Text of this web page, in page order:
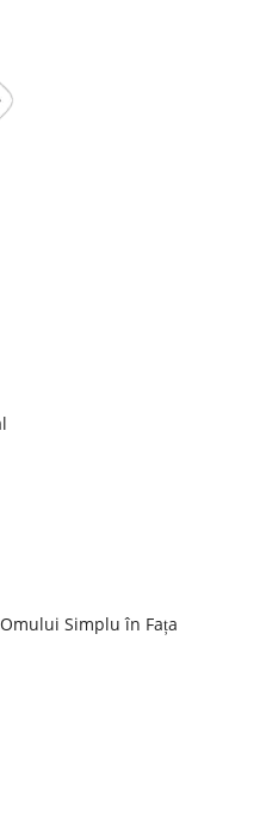
Simplu în Fața